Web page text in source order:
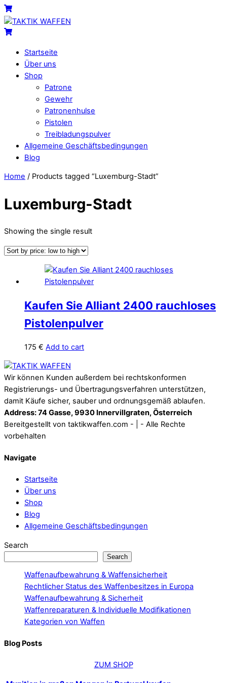
Skip
to
content
Menu
Cart
Cart
Startseite
Über uns
Shop
Patrone
Gewehr
Patronenhulse
Pistolen
Treibladungspulver
Allgemeine Geschäftsbedingungen
Blog
Close
Close
Home / Products tagged “Luxemburg-Stadt”
Luxemburg-Stadt
Showing the single result
Kaufen Sie Alliant 2400 rauchloses
Pistolenpulver
175 € Add to cart
Back
To
Top
Wir können Kunden außerdem bei rechtskonformen
Registrierungs- und Übertragungsverfahren unterstützen,
damit Käufe sicher, sauber und ordnungsgemäß ablaufen.
Address: 74 Gasse, 9930 Innervillgraten, Österreich
Bereitgestellt von taktikwaffen.com - | - Alle Rechte
vorbehalten
Navigate
Startseite
Über uns
Shop
Blog
Allgemeine Geschäftsbedingungen
Search
Search
Waffenaufbewahrung & Waffensicherheit
Rechtlicher Status des Waffenbesitzes in Europa
Waffenaufbewahrung & Sicherheit
Waffenreparaturen & Individuelle Modifikationen
Kategorien von Waffen
Blog Posts
ZUM SHOP